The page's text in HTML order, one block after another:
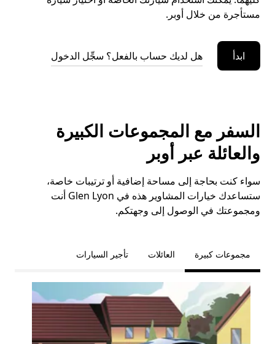
مستأجرة من خلال أوبر.
ابدأ هل لديك حساب بالفعل؟ سجِّل الدخول
السفر مع المجموعات الكبيرة
والعائلة عبر أوبر
سواء كنت بحاجة إلى مساحة إضافية أو ترتيبات خاصة،
ستساعدك خيارات المشاوير هذه في Glen Lyon أنت
ومجموعتك في الوصول إلى وجهتكم.
مجموعات كبيرة العائلات تأجير السيارات